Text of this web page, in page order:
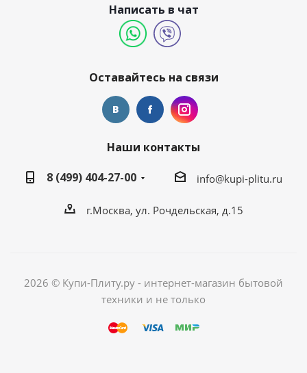
Написать в чат
Оставайтесь на связи
Наши контакты
8 (499) 404-27-00
info@kupi-plitu.ru
г.Москва, ул. Рочдельская, д.15
2026 © Купи-Плиту.ру - интернет-магазин бытовой
техники и не только